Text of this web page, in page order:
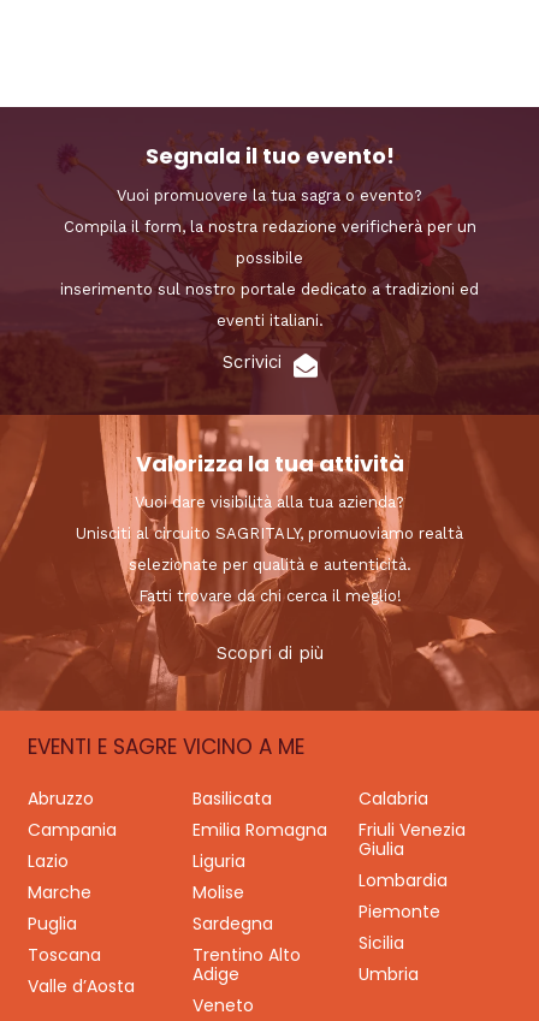
Segnala il tuo evento!
Vuoi promuovere la tua sagra o evento?
Compila il form, la nostra redazione verificherà per un
possibile
inserimento sul nostro portale dedicato a tradizioni ed
eventi italiani.
Scrivici
Valorizza la tua attività
Vuoi dare visibilità alla tua azienda?
Unisciti al circuito SAGRITALY, promuoviamo realtà
selezionate per qualità e autenticità.
Fatti trovare da chi cerca il meglio!
Scopri di più
EVENTI E SAGRE VICINO A ME
Abruzzo Basilicata
Calabria
Campania
Emilia Romagna
Friuli Venezia
Giulia
Lazio
Liguria
Lombardia
Marche
Molise
Piemonte
Puglia
Sardegna
Sicilia
Toscana
Trentino Alto
Adige
Umbria
Valle d’Aosta
Veneto